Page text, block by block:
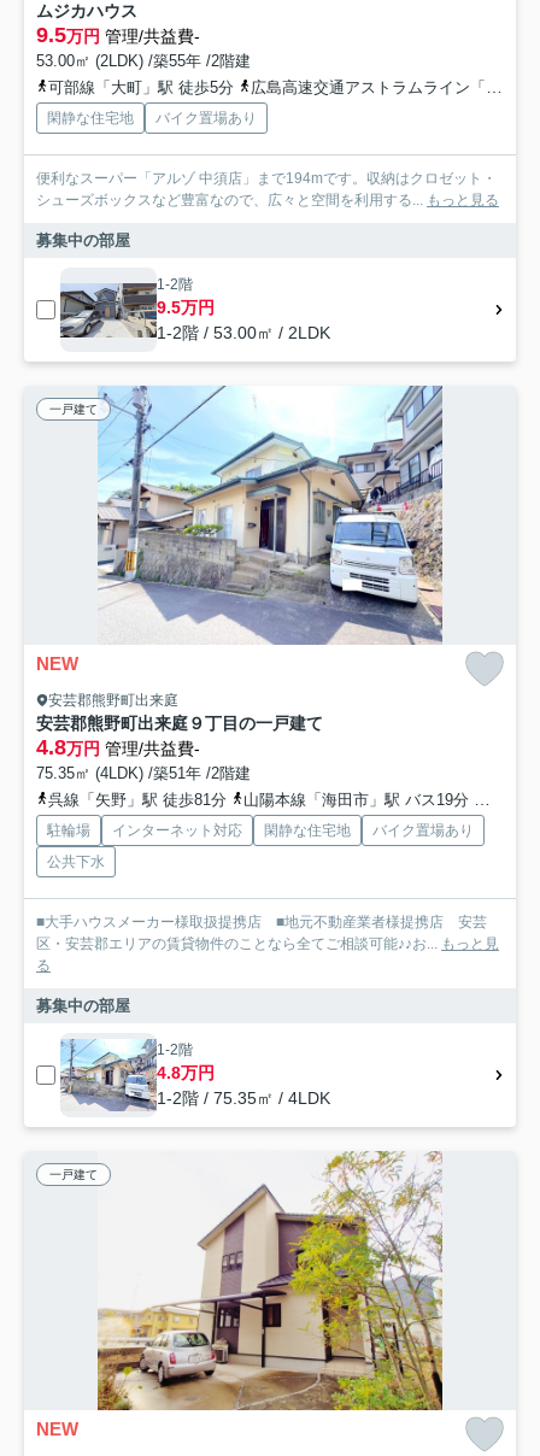
ムジカハウス
9.5万円 管理/共益費-
53.00㎡ (2LDK) /築55年 /2階建
可部線「大町」駅 徒歩5分
広島高速交通アストラムライン「古市」駅 徒歩5分
閑静な住宅地 バイク置場あり
便利なスーパー「アルゾ 中須店」まで194mです。収納はクロゼット・
シューズボックスなど豊富なので、広々と空間を利用する... もっと見る
募集中の部屋
1-2階
9.5万円
1-2階 / 53.00㎡ / 2LDK
一戸建て
NEW
安芸郡熊野町出来庭
安芸郡熊野町出来庭９丁目の一戸建て
4.8万円 管理/共益費-
75.35㎡ (4LDK) /築51年 /2階建
呉線「矢野」駅 徒歩81分
山陽本線「海田市」駅 バス19分 広島電鉄「熊野営業所」 停歩12分
駐輪場 インターネット対応 閑静な住宅地
バイク置場あり
公共下水
■大手ハウスメーカー様取扱提携店 ■地元不動産業者様提携店 安芸
区・安芸郡エリアの賃貸物件のことなら全てご相談可能♪♪お... もっと見
る
募集中の部屋
1-2階
4.8万円
1-2階 / 75.35㎡ / 4LDK
一戸建て
NEW